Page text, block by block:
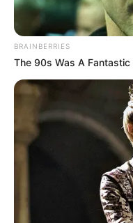
seja, o nome de
colocou dentro
mascar e assim
você também
frase do tipo
amor” – o que
paráfrase
rótulos dos
Coloque ainda
de todos que
BRAINBERRIES
The 90s Was A